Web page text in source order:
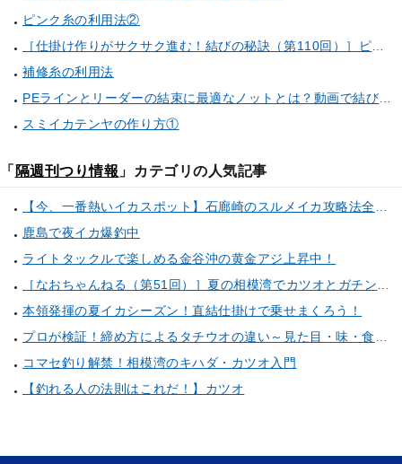
ピンク糸の利用法②
補修糸の利用法
スミイカテンヤの作り方①
「 隔週刊つり情報 」カテゴリの人気記事
鹿島で夜イカ爆釣中
ライトタックルで楽しめる金谷沖の黄金アジ上昇中！
本領発揮の夏イカシーズン！直結仕掛けで乗せまくろう！
コマセ釣り解禁！相模湾のキハダ・カツオ入門
【釣れる人の法則はこれだ！】カツオ